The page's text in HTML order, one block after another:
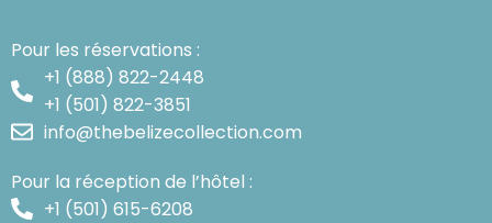
Pour les réservations :
+1 (888) 822-2448
+1 (501) 822-3851
info@thebelizecollection.com
Pour la réception de l’hôtel :
+1 (501) 615-6208